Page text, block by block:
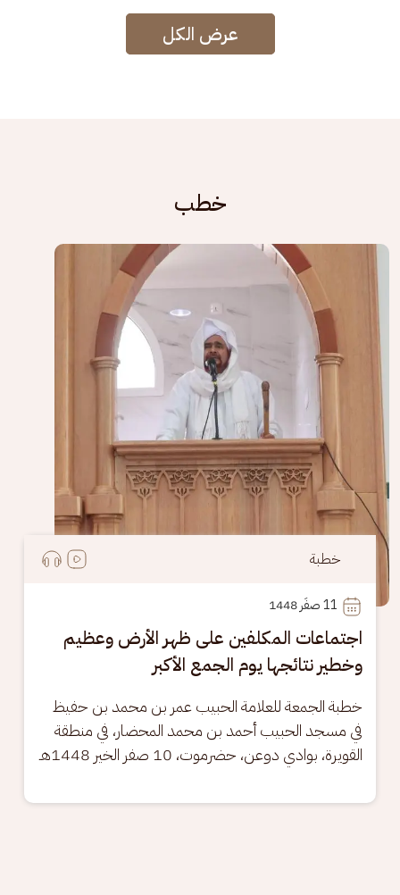
عرض الكل
خطب
الصورة
خطبة
11
اجتماعات المكلفين على ظهر الأرض وعظيم
وخطير نتائجها يوم الجمع الأكبر
خطبة الجمعة للعلامة الحبيب عمر بن محمد بن حفيظ
في مسجد الحبيب أحمد بن محمد المحضار، في منطقة
القويرة، بوادي دوعن، حضرموت، 10 صفر الخير 1448هـ